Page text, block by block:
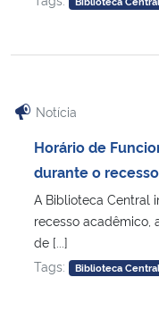
Notícia
Horário de
durante o
A Biblioteca Central
recesso acadêmico,
de [...]
Tags:
Biblioteca Central